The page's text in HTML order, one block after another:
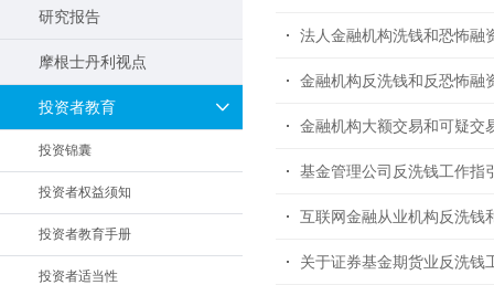
研究报告
摩根士丹利视点
投资者教育
投资锦囊
投资者权益须知
投资者教育手册
投资者适当性
法人金融机构洗钱和恐怖融
金融机构反洗钱和反恐怖融
金融机构大额交易和可疑交
基金管理公司反洗钱工作指
互联网金融从业机构反洗钱
关于证券基金期货业反洗钱